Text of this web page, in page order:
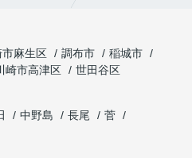
市麻生区 調布市
稲城市
崎市高津区
世田谷区
中野島 長尾
菅